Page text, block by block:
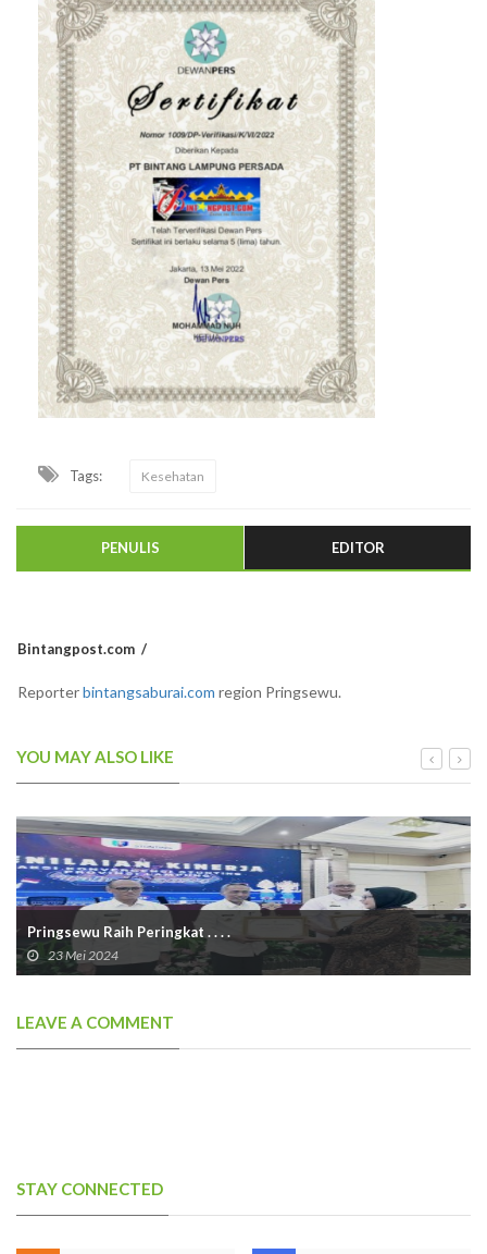
Tags: Kesehatan
PENULIS EDITOR
Bintangpost.com
Reporterbintangsaburai.com region Pringsewu.
YOU MAY ALSO LIKE
Pringsewu Raih Peringkat . . . .
23 Mei 2024
LEAVE A COMMENT
STAY CONNECTED